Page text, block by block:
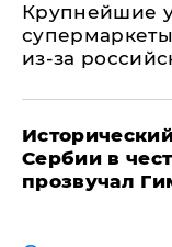
Крупнейшие
из-за
Сербии в
прозвучал